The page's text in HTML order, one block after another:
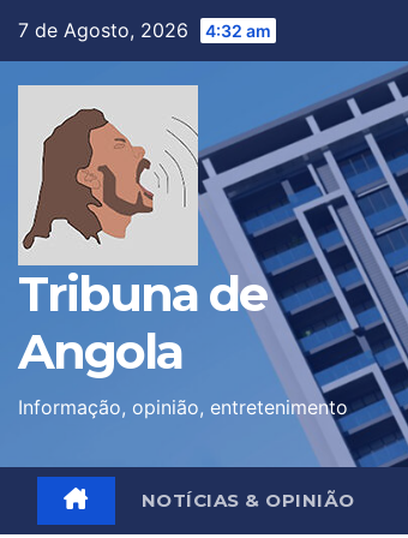
7 de Agosto, 2026 4:32 am
Tribuna de
Angola
Informação, opinião, entretenimento
NOTÍCIAS & OPINIÃO